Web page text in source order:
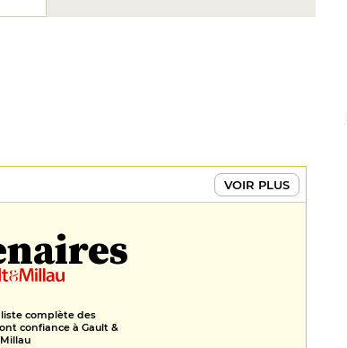
VOIR PLUS
liste complète des
confiance à Gault &
Millau